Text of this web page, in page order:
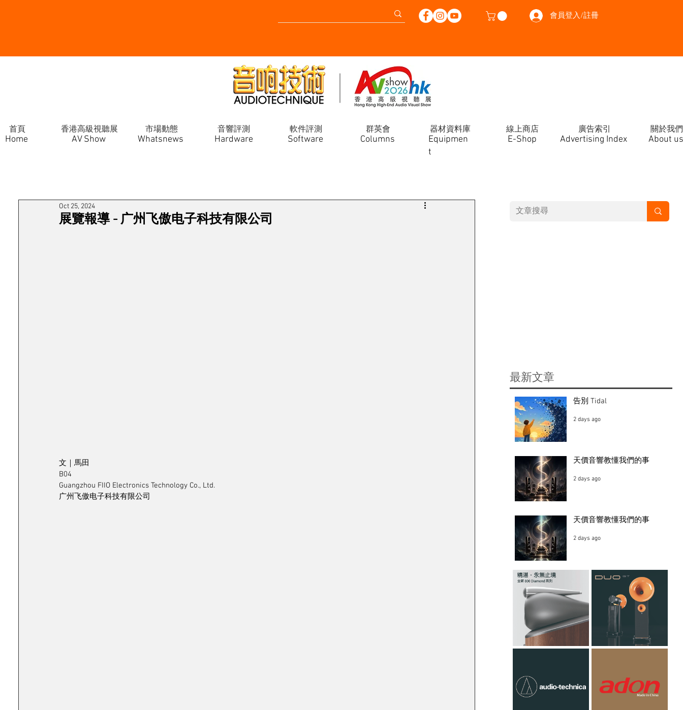
會員登入/註冊
Home
首頁 香港高級視聽展 市場動態 音響評測 軟件評測 群英會 器材資料庫 線上商店 廣告索引 關於我們
AV Show Whatsnews Hardware Software
Equipmen
t
E-Shop
Columns About us
Advertising Index
展覽報導 - 广州飞傲电子科技有限公司
Oct 25, 2024
文｜馬田
B04
Guangzhou FIIO Electronics Technology Co., Ltd.
广州飞傲电子科技有限公司
​最新文章
告別 Tidal
2 days ago
天價音響教懂我們的事
2 days ago
天價音響教懂我們的事
2 days ago